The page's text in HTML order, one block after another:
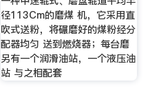
径113Cm的磨煤 机，它采用直
吹式送粉，将碾磨好的煤粉经分
配器均匀 送到燃烧器；每台磨
另有一个润滑油站，一个液压油
站 与之相配套